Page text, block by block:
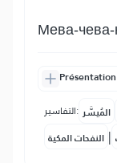
Мева-
التفاسير: المُيسَّر
النفحات المكية |